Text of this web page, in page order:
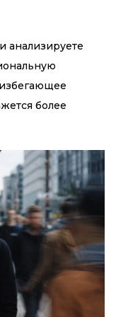
анализируете
более